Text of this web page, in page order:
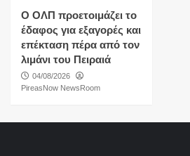
O ΟΛΠ προετοιμάζει το
έδαφος για εξαγορές και
επέκταση πέρα από τον
λιμάνι του Πειραιά
04/08/2026
PireasNow NewsRoom